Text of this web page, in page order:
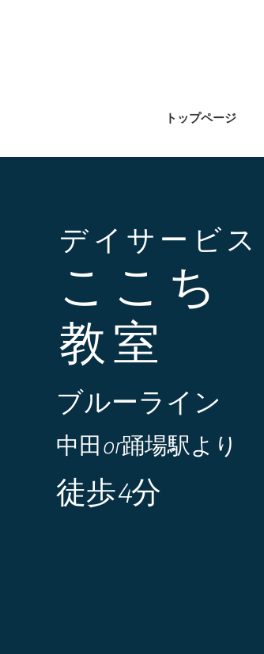
トップページ
デイ サービス
ここち
​教室
ブルーライン
中田or踊場駅より
徒歩4分